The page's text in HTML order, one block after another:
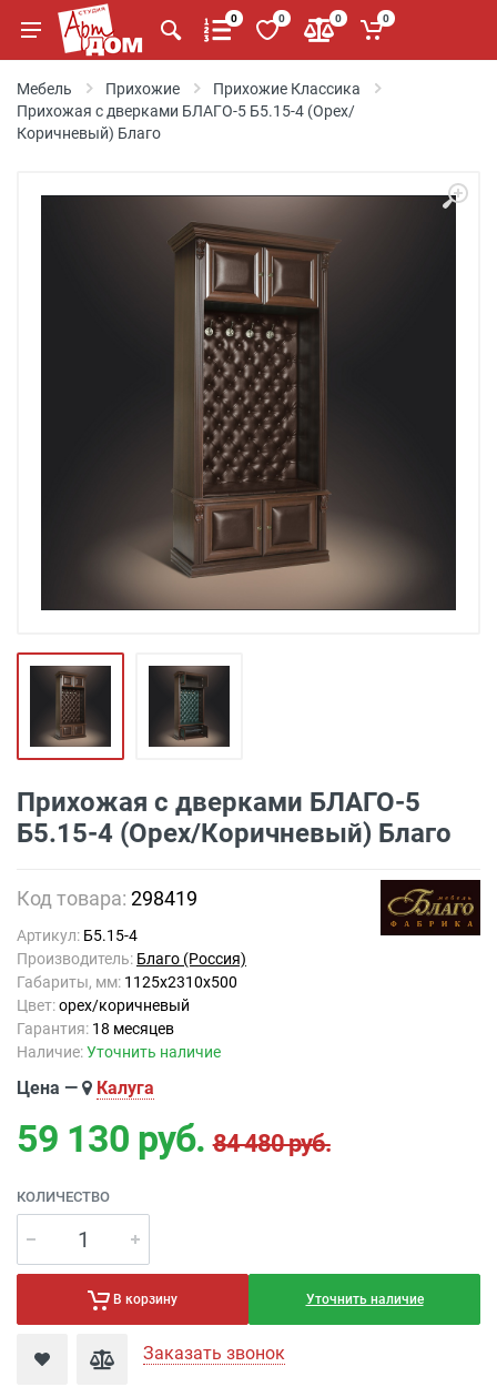
0 0 0 0
Мебель Прихожие
Прихожие Классика
Прихожая с дверками БЛАГО-5 Б5.15-4 (Орех/
Коричневый) Благо
Прихожая с дверками БЛАГО-5
Б5.15-4 (Орех/Коричневый) Благо
Код товара: 298419
Артикул: Б5.15-4
Производитель: Благо (Россия)
Габариты, мм: 1125х2310х500
Цвет:орех/коричневый
Гарантия: 18 месяцев
Наличие:Уточнить наличие
Цена — Калуга
59 130 руб.84 480 руб.
КОЛИЧЕСТВО
В корзину Уточнить наличие
Заказать звонок